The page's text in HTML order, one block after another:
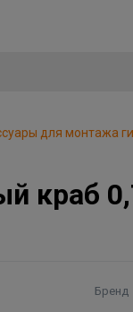
для монтажа
краб
Бренд